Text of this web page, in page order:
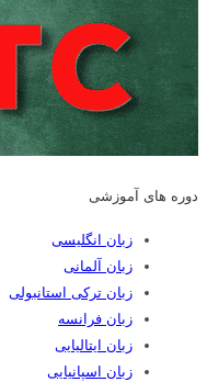
دوره های آموزشی
زبان انگلیسی
زبان آلمانی
زبان ترکی استانبولی
زبان فرانسه
زبان ایتالیایی
زبان اسپانیایی